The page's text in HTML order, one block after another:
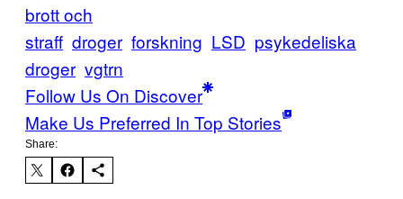
brott och
straff droger forskning LSD psykedeliska
droger vgtrn
Follow Us On Discover
Make Us Preferred In Top Stories
Share: